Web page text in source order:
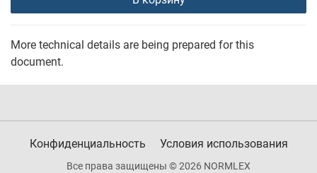
More technical details are being prepared for this
document.
Конфиденциальность Условия использования
Все права защищены © 2026 NORMLEX